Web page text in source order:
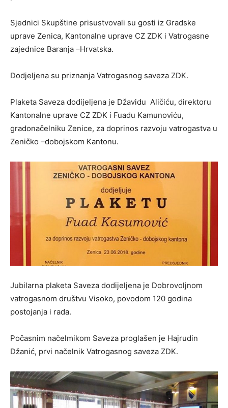
Sjednici Skupštine prisustvovali su gosti iz Gradske
uprave Zenica, Kantonalne uprave CZ ZDK i Vatrogasne
zajednice Baranja –Hrvatska.
Dodjeljena su priznanja Vatrogasnog saveza ZDK.
Plaketa Saveza dodijeljena je Džavidu Aličiću, direktoru
Kantonalne uprave CZ ZDK i Fuadu Kamunoviću,
gradonačelniku Zenice, za doprinos razvoju vatrogastva u
Zeničko –dobojskom Kantonu.
Jubilarna plaketa Saveza dodijeljena je Dobrovoljnom
vatrogasnom društvu Visoko, povodom 120 godina
postojanja i rada.
Počasnim načelmikom Saveza proglašen je Hajrudin
Džanić, prvi načelnik Vatrogasnog saveza ZDK.